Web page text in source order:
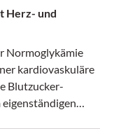
Herz- und
Normoglykämie
kardiovaskuläre
Blutzucker-